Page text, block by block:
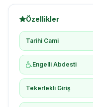
Özellikler
Tarihi Cami
Engelli Abdesti
Tekerlekli Giriş